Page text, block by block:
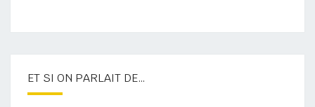
ET SI ON PARLAIT DE…